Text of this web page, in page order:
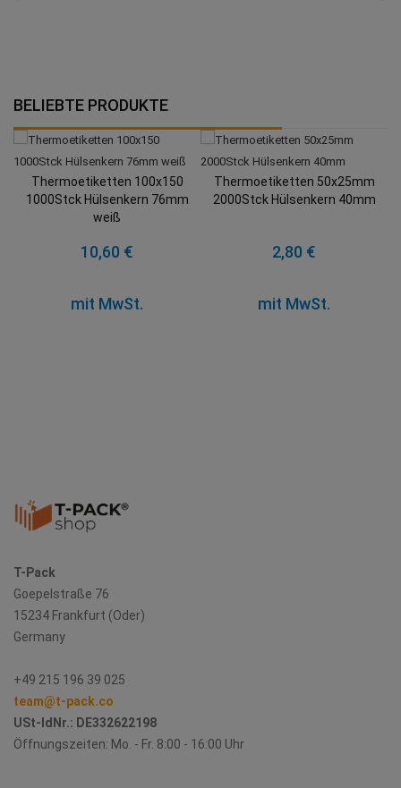
BELIEBTE PRODUKTE
Thermoetiketten 50x25mm
2000Stck Hülsenkern 40mm
2,80 €
mit MwSt.
Thermoetiketten 100x200
T-Pack
Goepelstraße 76
15234 Frankfurt (Oder)
Germany
+49 215 196 39 025
team@t-pack.co
USt-IdNr.: DE332622198
Öffnungszeiten: Mo. - Fr. 8:00 - 16:00 Uhr